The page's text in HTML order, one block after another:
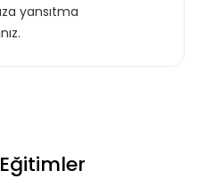
yansıtma